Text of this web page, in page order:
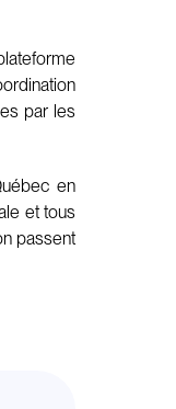
par les
en
et tous
passent